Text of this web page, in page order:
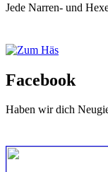
Jede Narren- und
Facebook
Haben wir dich